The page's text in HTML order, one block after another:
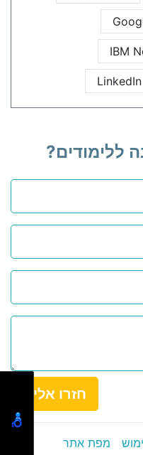
IBM
LinkedIn
ללימודים?
חזרו אלי
מפת אתר